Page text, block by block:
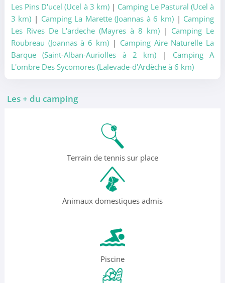
Les Pins D'ucel (Ucel à 3 km) | Camping Le Pastural (Ucel à
3 km) | Camping La Marette (Joannas à 6 km) | Camping
Les Rives De L'ardeche (Mayres à 8 km)| Camping Le
Roubreau (Joannas à 6 km) | Camping Aire Naturelle La
Barque (Saint-Alban-Auriolles à 2 km) | Camping A
L'ombre Des Sycomores (Lalevade-d'Ardèche à 6 km)
Les + du camping
Terrain de tennis sur place
Animaux domestiques admis
Piscine